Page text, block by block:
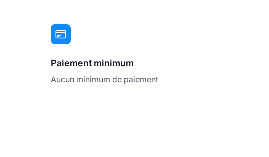
Paiement minimum
Aucun minimum de paiement